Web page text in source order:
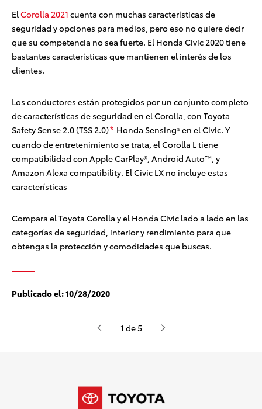
ElCorolla 2021 cuenta con muchas características de
seguridad y opciones para medios, pero eso no quiere decir
que su competencia no sea fuerte. El Honda Civic 2020 tiene
bastantes características que mantienen el interés de los
clientes.
Los conductores están protegidos por un conjunto completo
de características de seguridad en el Corolla, con Toyota
Safety Sense 2.0 (TSS 2.0)* Honda Sensing® en el Civic. Y
cuando de entretenimiento se trata, el Corolla L tiene
compatibilidad con Apple CarPlay®, Android Auto™, y
Amazon Alexa compatibility. El Civic LX no incluye estas
características
Compara el Toyota Corolla y el Honda Civic lado a lado en las
categorías de seguridad, interior y rendimiento para que
obtengas la protección y comodidades que buscas.
Publicado el:10/28/2020
1 de 5